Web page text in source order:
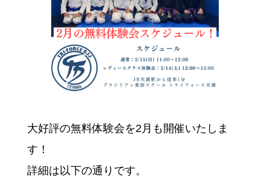
大好評の無料体験会を2月も開催いたしま
す！
詳細は以下の通りです。